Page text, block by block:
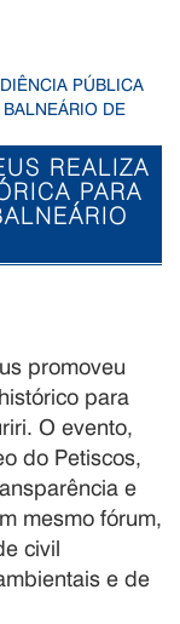
PÚBLICA
DE
REALIZA
PARA
promoveu
para
O evento,
do Petiscos,
e
mesmo fórum,
civil
e de